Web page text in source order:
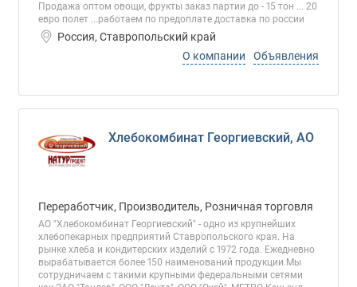
Продажа оптом овощи, фрукты заказ партии до - 15 тон ... 20
евро полет ...работаем по предоплате доставка по россии
Россия, Ставропольский край
О компании
Объявления
Хлебокомбинат Георгиевский, АО
Переработчик, Производитель, Розничная торговля
АО "Хлебокомбинат Георгиевский" - одно из крупнейших
хлебопекарных предприятий Ставропольского края. На
рынке хлеба и кондитерских изделий с 1972 года. Ежедневно
вырабатывается более 150 наименований продукции.Мы
сотрудничаем с такими крупными федеральными сетями